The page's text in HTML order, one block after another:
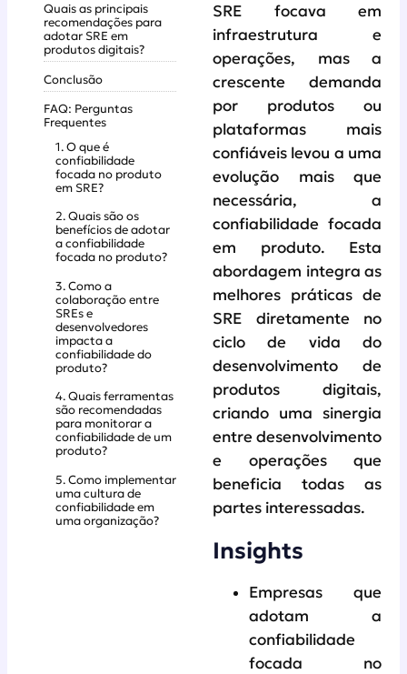
Quais as principais
recomendações para
adotar SRE em
produtos digitais?
Conclusão
FAQ: Perguntas
Frequentes
1. O que é
confiabilidade
focada no produto
em SRE?
2. Quais são os
benefícios de adotar
a confiabilidade
focada no produto?
3. Como a
colaboração entre
SREs e
desenvolvedores
impacta a
confiabilidade do
produto?
4. Quais ferramentas
são recomendadas
para monitorar a
confiabilidade de um
produto?
5. Como implementar
uma cultura de
confiabilidade em
uma organização?
SRE focava em
infraestrutura e
operações, mas a
crescente demanda
por produtos ou
plataformas mais
confiáveis levou a uma
evolução mais que
necessária, a
confiabilidade focada
em produto. Esta
abordagem integra as
melhores práticas de
SRE diretamente no
ciclo de vida do
desenvolvimento de
produtos digitais,
criando uma sinergia
entre desenvolvimento
e operações que
beneficia todas as
partes interessadas.
Insights
Empresas que
adotam a
confiabilidade
focada no